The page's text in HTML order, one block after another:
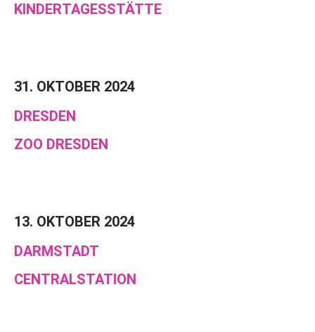
KINDERTAGESSTÄTTE
31. OKTOBER 2024
DRESDEN
ZOO DRESDEN
13. OKTOBER 2024
DARMSTADT
CENTRALSTATION